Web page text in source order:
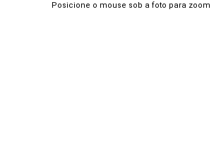
Posicione o mouse sob a foto para zoom